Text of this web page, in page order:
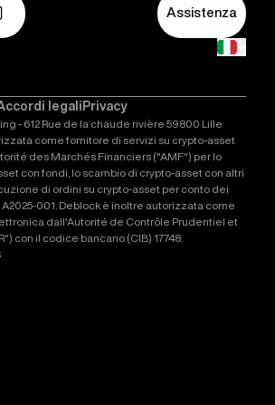
Assistenza
legali Privacy
- 612 Rue de la chaude rivière 59800 Lille
come fornitore di servizi su crypto-asset
des Marchés Financiers ("AMF") per lo
con fondi, lo scambio di crypto-asset con altri
di ordini su crypto-asset per conto dei
001. Deblock è inoltre autorizzata come
dall'Autorité de Contrôle Prudentiel et
con il codice bancario (CIB) 17748.